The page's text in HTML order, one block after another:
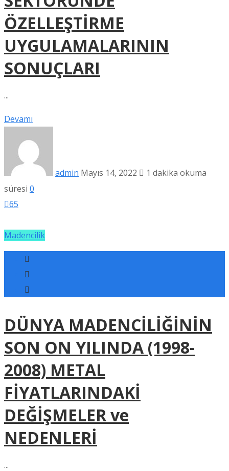
ÖZELLEŞTİRME
UYGULAMALARININ
SONUÇLARI
...
Devamı
admin Mayıs 14, 2022
1 dakika okuma
süresi 0
65
Madencilik
DÜNYA MADENCİLİĞİNİN
SON ON YILINDA (1998-
2008) METAL
FİYATLARINDAKİ
DEĞİŞMELER ve
NEDENLERİ
...